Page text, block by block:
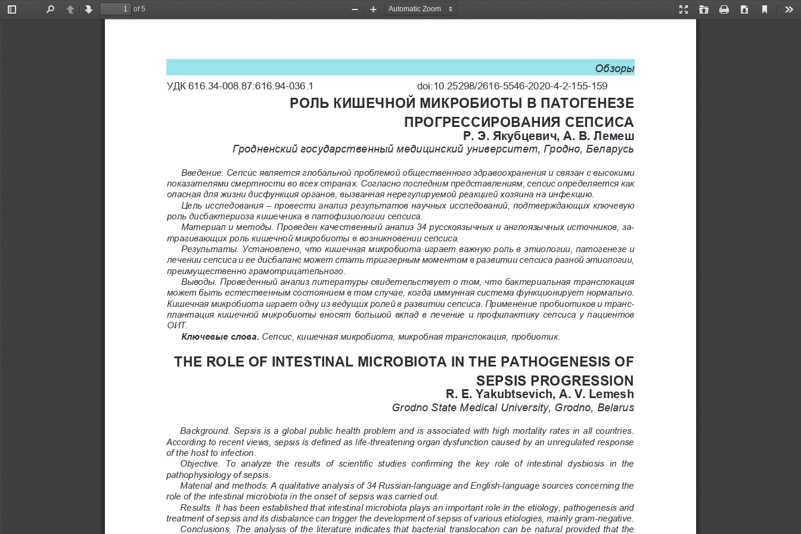
Toggle
PreviousNext
of 5
Presentation
Open Print Download
Current
Zoom
Zoom
УДК 616.34-008.87:616.94-036.1 doi:10.25298/2616-5546-2020-4-2-155-159
РОЛЬ КИШЕЧНОЙ МИКРОБИОТЫ В ПАТОГЕНЕЗЕ
ПРОГРЕССИРОВАНИЯ СЕПСИСА
Р. Э. Якубцевич, А. В. Лемеш
Гродненский государственный медицинский университет, Гродно, Беларусь
Введение. Сепсис является глобальной проблемой общественного здравоохранения и связан с высокими
показателями смертности во всех странах. Согласно последним представлениям, cепсис определяется как
опасная для жизни дисфункция органов, вызванная нерегулируемой реакцией хозяина на инфекцию.
Цель исследования – провести анализ результатов научных исследований, подтверждающих ключевую
роль дисбактериоза кишечника в патофизиологии сепсиса.
Материал и методы. Проведен качественный анализ 34 русскоязычных и англоязычных источников, за-
трагивающих роль кишечной микробиоты в возникновении сепсиса.
Результаты. Установлено, что кишечная микробиота играет важную роль в этиологии, патогенезе и
лечении сепсиса и ее дисбаланс может стать триггерным моментом в развитии сепсиса разной этиологии,
преимущественно грамотрицательного.
Выводы. Проведенный анализ литературы свидетельствует о том, что бактериальная транслокация
может быть естественным состоянием в том случае, когда иммунная система функционирует нормально.
Кишечная микробиота играет одну из ведущих ролей в развитии сепсиса. Применение пробиотиков и транс-
плантация кишечной микробиоты вносят большой вклад в лечение и профилактику сепсиса у пациентов
ОИТ.
Ключевые слова. Сепсис, кишечная микробиота, микробная транслокация, пробиотик.
THE ROLE OF INTESTINAL MICROBIOTA IN THE PATHOGENESIS OF
SEPSIS PROGRESSION
R. E. Yakubtsevich, A. V. Lemesh
Grodno State Medical University, Grodno, Belarus
Background. Sepsis is a global public health problem and is associated with high mortality rates in all countries.
According to recent views, sepsis is defined as life-threatening organ dysfunction caused by an unregulated response
of the host to infection.
Objective.  To  analyze  the  results  of  scientific  studies  confirming  the  key  role  of  intestinal  dysbiosis  in  the
pathophysiology of sepsis.
Material and methods. A qualitative analysis of 34 Russian-language and English-language sources concerning the
role of the intestinal microbiota in the onset of sepsis was carried out.
Results. It has been established that intestinal microbiota plays an important role in the etiology, pathogenesis and
treatment of sepsis and its disbalance can trigger the development of sepsis of various etiologies, mainly gram-negative.
Conclusions. The analysis of the literature indicates that bacterial translocation can be natural provided that the
Обзоры